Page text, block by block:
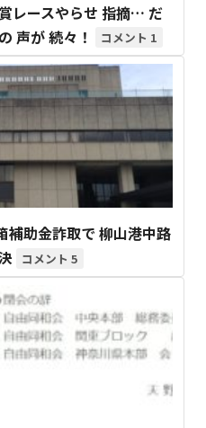
レースやらせ 指摘… だ
声が 続々！
1
補助金詐取で 柳山港中路
5